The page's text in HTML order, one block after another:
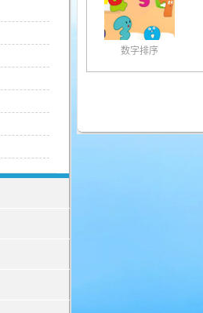
数字排序